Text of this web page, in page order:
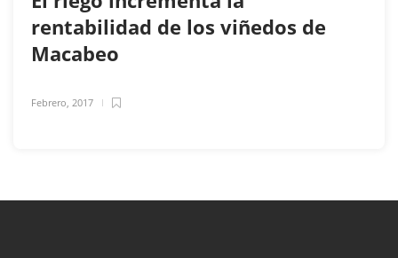
rentabilidad de los viñedos de
Macabeo
Febrero, 2017